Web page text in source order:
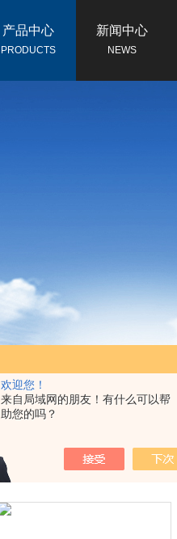
欢迎您！
来自局域网的朋友！有什么可以帮
助您的吗？
产品中心
PRODUCTS
新闻中心
NEWS
首页> 产品中心>